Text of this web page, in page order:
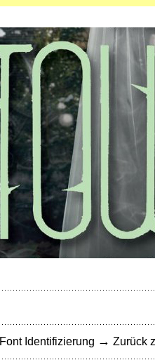
Font Identifizierung → Zurück